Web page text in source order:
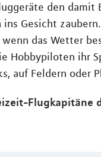
den damit
ins Gesicht
wenn das Wetter
Hobbypiloten ihr
auf Feldern oder
Flugkapitäne